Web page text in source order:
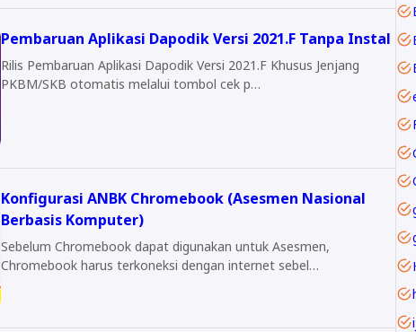
Pembaruan Aplikasi Dapodik Versi 2021.F Tanpa Instal
Rilis Pembaruan Aplikasi Dapodik Versi 2021.F Khusus Jenjang
PKBM/SKB otomatis melalui tombol cek p…
Konfigurasi ANBK Chromebook (Asesmen Nasional
Berbasis Komputer)
Sebelum Chromebook dapat digunakan untuk Asesmen,
Chromebook harus terkoneksi dengan internet sebel…